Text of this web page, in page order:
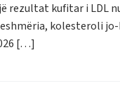
kufitar i LDL
kolesteroli
[…]